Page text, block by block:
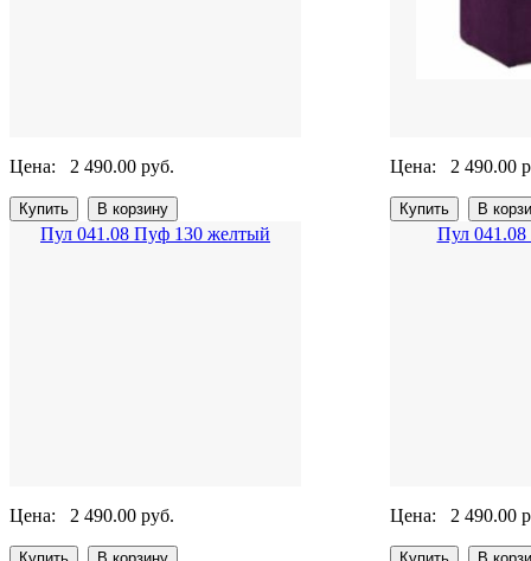
Цена: 2 490.00 руб. Цена: 2 490.00
Пул 041.08 Пуф 130 желтый
Цена: 2 490.00 руб.
Пул
Цена: 2 490.00